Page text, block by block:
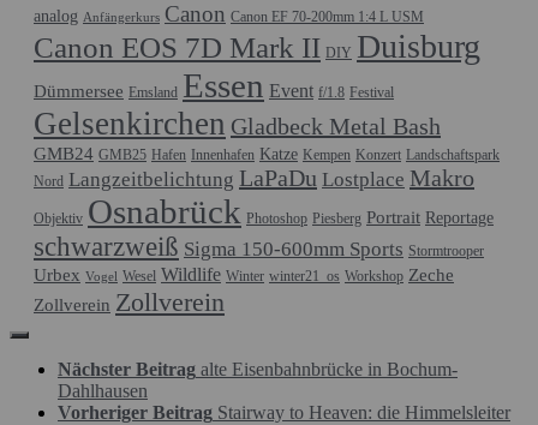
analog Anfängerkurs Canon Canon EF 70-200mm 1:4 L USM
Canon EOS 7D Mark II DIY Duisburg
Dümmersee Emsland Essen Event f/1.8 Festival
Gelsenkirchen Gladbeck Metal Bash
GMB24 GMB25 Hafen Innenhafen Katze Kempen Konzert Landschaftspark
Nord Langzeitbelichtung LaPaDu Lostplace Makro
Objektiv Osnabrück Photoshop Piesberg Portrait Reportage
schwarzweiß Sigma 150-600mm Sports Stormtrooper
Urbex Vogel Wesel Wildlife Winter winter21_os Workshop Zeche
Zollverein Zollverein
Nächster Beitrag alte Eisenbahnbrücke in Bochum-
Dahlhausen
Vorheriger Beitrag Stairway to Heaven: die Himmelsleiter